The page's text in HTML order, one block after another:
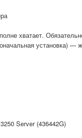
хватает.
установка)
Server (436442G)